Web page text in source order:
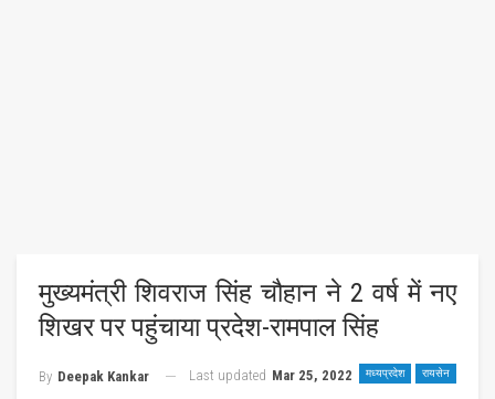
मुख्यमंत्री शिवराज सिंह चौहान ने 2 वर्ष में नए
शिखर पर पहुंचाया प्रदेश-रामपाल सिंह
मध्यप्रदेश रायसेन
By Deepak Kankar Last updated Mar 25, 2022